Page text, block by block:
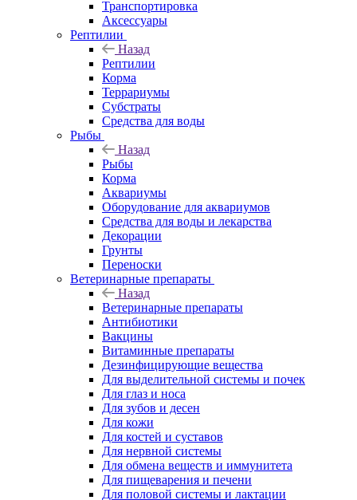
Транспортировка
Аксессуары
Рептилии
Назад
Рептилии
Корма
Террариумы
Субстраты
Средства для воды
Рыбы
Назад
Рыбы
Корма
Аквариумы
Оборудование для аквариумов
Средства для воды и лекарства
Декорации
Грунты
Переноски
Ветеринарные препараты
Назад
Ветеринарные препараты
Антибиотики
Вакцины
Витаминные препараты
Дезинфицирующие вещества
Для выделительной системы и почек
Для глаз и носа
Для зубов и десен
Для кожи
Для костей и суставов
Для нервной системы
Для обмена веществ и иммунитета
Для пищеварения и печени
Для половой системы и лактации